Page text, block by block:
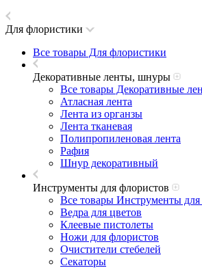
Для флористики
Все товары Для флористики
Декоративные ленты, шнуры
Все товары Декоративные
Атласная лента
Лента из органзы
Лента тканевая
Полипропиленовая лента
Рафия
Шнур декоративный
Инструменты для флористов
Все товары Инструменты для
Ведра для цветов
Клеевые пистолеты
Ножи для флористов
Очистители стебелей
Секаторы